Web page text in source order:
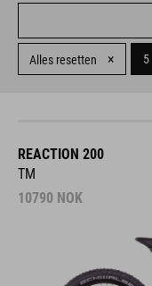
Alles resetten × 5
REACTION 200
TM
10790 NOK